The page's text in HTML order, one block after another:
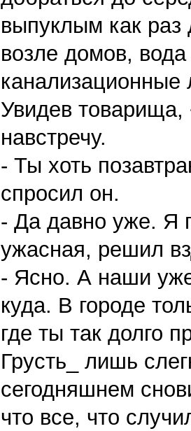
выпуклым как раз
возле домов,
Увидев
навстречу.
- Ты хоть
спросил он.
- Да давно уже. Я
ужасная, решил
- Ясно. А наши уже
куда. В городе
где ты так долго
Грусть_ лишь
сегодняшнем
что все, что